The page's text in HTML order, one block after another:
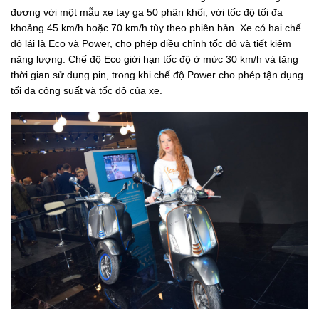
đương với một mẫu xe tay ga 50 phân khối, với tốc độ tối đa
khoảng 45 km/h hoặc 70 km/h tùy theo phiên bản. Xe có hai chế
độ lái là Eco và Power, cho phép điều chỉnh tốc độ và tiết kiệm
năng lượng. Chế độ Eco giới hạn tốc độ ở mức 30 km/h và tăng
thời gian sử dụng pin, trong khi chế độ Power cho phép tận dụng
tối đa công suất và tốc độ của xe.